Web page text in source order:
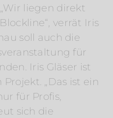
liegen direkt
verrät Iris
soll auch die
für
Iris Gläser ist
„Das ist ein
für Profis,
sich die